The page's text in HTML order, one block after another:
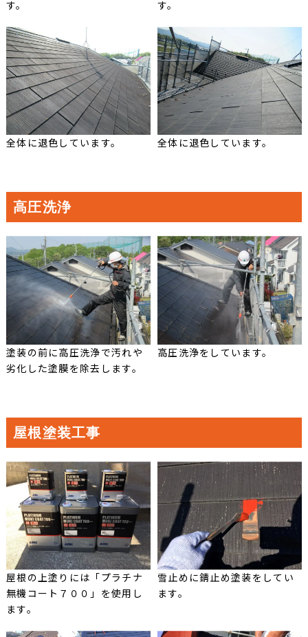
す。 す。
全体に退色しています。 全体に退色しています。
高圧洗浄
塗装の前に高圧洗浄で汚れや
劣化した塗膜を除去します。
高圧洗浄をしています。
屋根塗装工事
屋根の上塗りには「プラチナ
無機コート７００」を使用し
ます。
雪止めに錆止め塗装をしてい
ます。